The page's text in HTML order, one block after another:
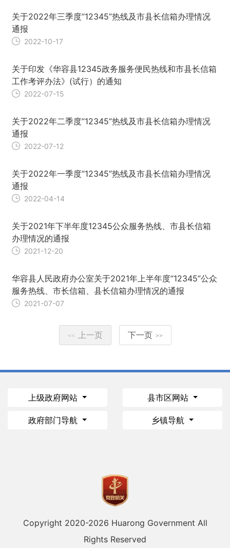
关于2022年三季度“12345”热线及市县长信箱办理情况
通报
2022-10-17
关于印发《华容县12345政务服务便民热线和市县长信箱
工作考评办法》(试行）的通知
2022-07-15
关于2022年二季度“12345”热线及市县长信箱办理情况
通报
2022-07-12
关于2022年一季度“12345”热线及市县长信箱办理情况
通报
2022-04-14
关于2021年下半年度12345公众服务热线、市县长信箱
办理情况的通报
2021-12-20
华容县人民政府办公室关于2021年上半年度“12345”公众
服务热线、市长信箱、县长信箱办理情况的通报
2021-07-07
<< 上一页 下一页 >>
上级政府网站 县市区网站
政府部门导航 乡镇导航
Copyright 2020-2026 Huarong Government All
Rights Reserved